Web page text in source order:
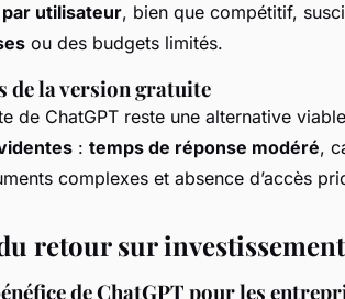
utilisateur, bien que compétitif,
ou des budgets limités.
de la version gratuite
de ChatGPT reste une alternative
: temps de réponse modéré,
complexes et absence d’accès
retour sur investissement
de ChatGPT pour les